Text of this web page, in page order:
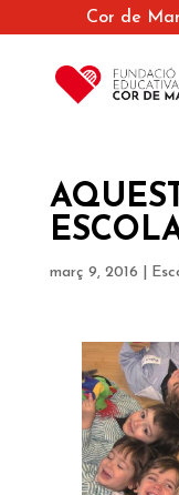
Cor de
març 9, 2016